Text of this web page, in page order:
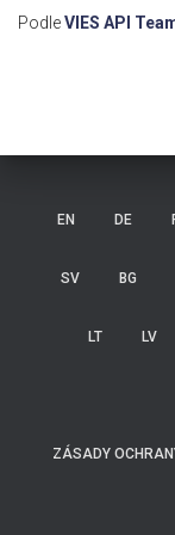
PodleVIES API
EN DE
SV BG
LT LV
ZÁSADY